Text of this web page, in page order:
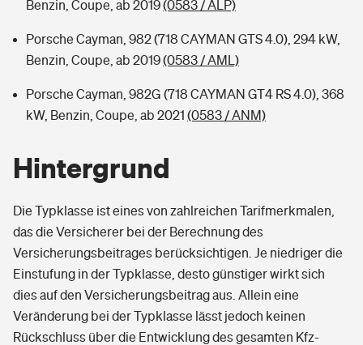
Benzin, Coupe, ab 2019(0583 / ALP)
Porsche Cayman, 982 (718 CAYMAN GTS 4.0), 294 kW,
Benzin, Coupe, ab 2019(0583 / AML)
Porsche Cayman, 982G (718 CAYMAN GT4 RS 4.0), 368
kW, Benzin, Coupe, ab 2021 (0583 / ANM)
Hintergrund
Die Typklasse ist eines von zahlreichen Tarifmerkmalen,
das die Versicherer bei der Berechnung des
Versicherungsbeitrages berücksichtigen. Je niedriger die
Einstufung in der Typklasse, desto günstiger wirkt sich
dies auf den Versicherungsbeitrag aus. Allein eine
Veränderung bei der Typklasse lässt jedoch keinen
Rückschluss über die Entwicklung des gesamten Kfz-